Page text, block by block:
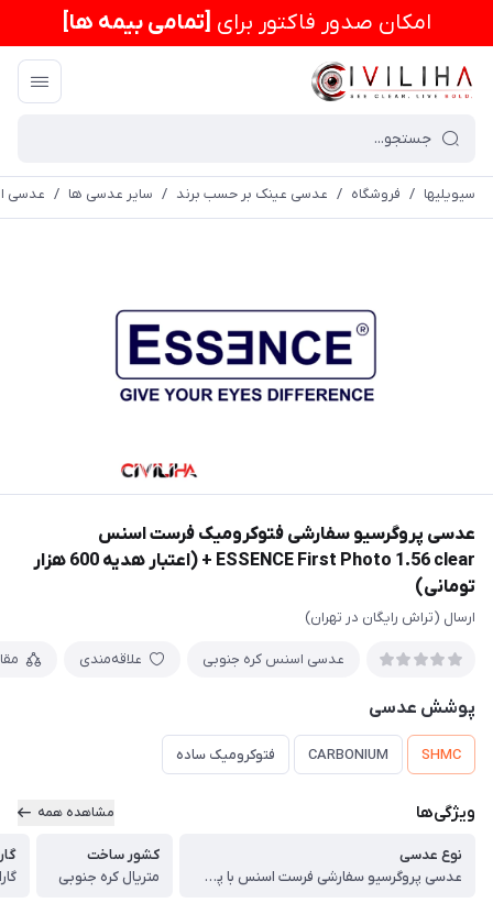
امكان صدور فاکتور برای [تمامی بیمه ها]
سیویلیها / فروشگاه / عدسی عینک بر حسب برند / سایر عدسی ها / عدسی
عدسی پروگرسیو سفارشی فتوکرومیک فرست اسنس
ESSENCE First Photo 1.56 clear + (اعتبار هدیه 600 هزار
تومانی)
ارسال (تراش رایگان در تهران)
عدسی اسنس کره جنوبی علاقه‌مندی
پوشش عدسی
SHMC
CARBONIUM فتوکرومیک ساده
ویژگی‌ها مشاهده همه
نوع عدسی
عدسی پروگرسیو سفارشی فرست اسنس با پوشش بلوپروتکت انتخابی ESSENCE First 1.5 clear
کشور ساخت
متریال کره جنوبی